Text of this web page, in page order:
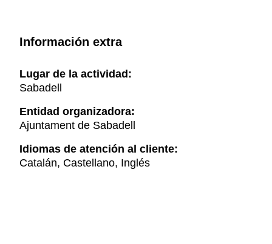
Información extra
Lugar de la actividad:
Sabadell
Entidad organizadora:
Ajuntament de Sabadell
Idiomas de atención al cliente:
Catalán, Castellano, Inglés